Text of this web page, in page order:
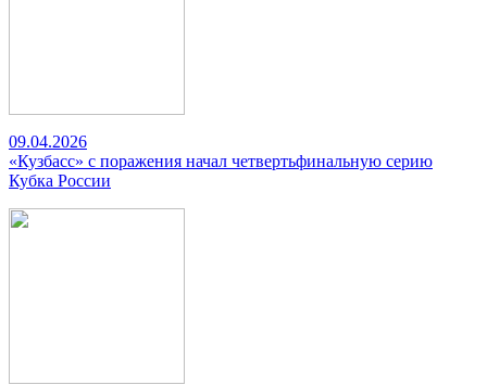
09.04.2026
«Кузбасс» с поражения начал четвертьфинальную серию
Кубка России